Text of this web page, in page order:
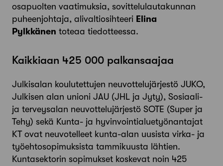
osapuolten vaatimuksia, sovittelulautakunnan
puheenjohtaja, alivaltiosihteeri Elina
Pylkkänen toteaa tiedotteessa.
Kaikkiaan 425 000 palkansaajaa
Julkisalan koulutettujen neuvottelujärjestö JUKO,
Julkisen alan unioni JAU (JHL ja Jyty), Sosiaali-
ja terveysalan neuvottelujärjestö SOTE (Super ja
Tehy) sekä Kunta- ja hyvinvointialuetyönantajat
KT ovat neuvotelleet kunta-alan uusista virka- ja
työehtosopimuksista tammikuusta lähtien.
Kuntasektorin sopimukset koskevat noin 425